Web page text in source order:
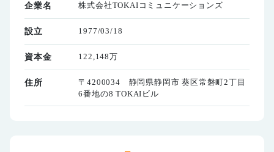
企業名 株式会社TOKAIコミュニケーションズ
設立 1977/03/18
資本金 122,148万
住所
〒4200034 静岡県静岡市 葵区常磐町2丁目
6番地の8 TOKAIビル